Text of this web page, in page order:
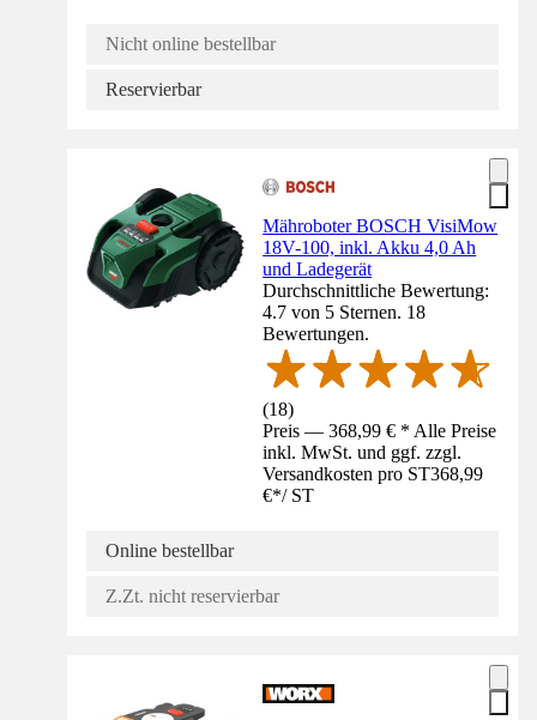
Nicht online bestellbar
Reservierbar
Mähroboter BOSCH VisiMow
18V-100, inkl. Akku 4,0 Ah
und Ladegerät
Durchschnittliche Bewertung:
4.7 von 5 Sternen. 18
Bewertungen.
(18)
Preis — 368,99 € * Alle Preise
inkl. MwSt. und ggf. zzgl.
Versandkosten pro ST368,99
€*/ ST
Online bestellbar
Z.Zt. nicht reservierbar